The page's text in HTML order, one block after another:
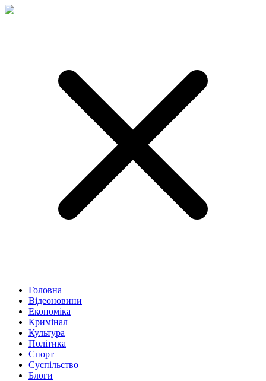
Головна
Відеоновини
Економіка
Кримінал
Культура
Політика
Спорт
Суспільство
Блоги